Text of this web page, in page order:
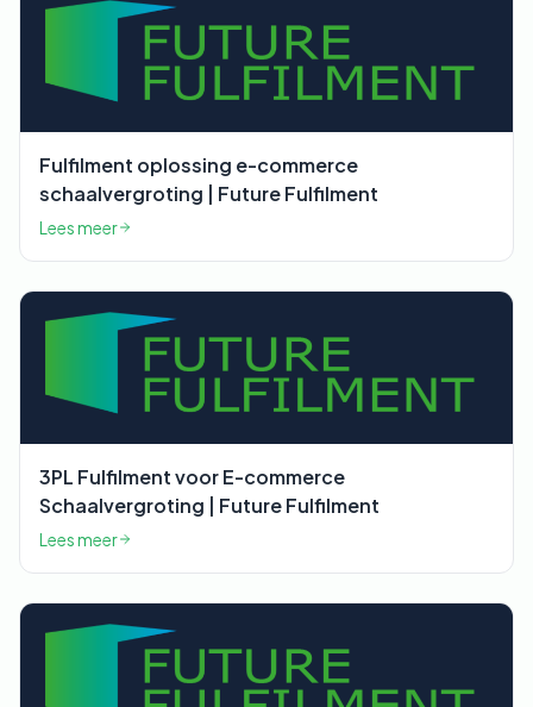
Fulfilment oplossing e-commerce
schaalvergroting | Future Fulfilment
Lees meer
3PL Fulfilment voor E-commerce
Schaalvergroting | Future Fulfilment
Lees meer